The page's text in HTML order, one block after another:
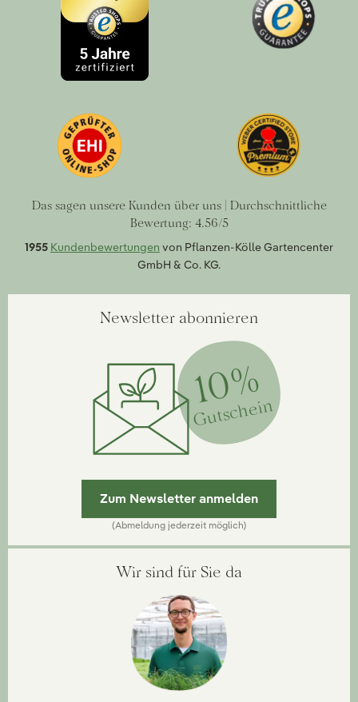
Das sagen unsere Kunden über uns | Durchschnittliche
Bewertung: 4.56/5
1955 Kundenbewertungen von Pflanzen-Kölle Gartencenter
GmbH & Co. KG.
Newsletter abonnieren
10%
Gutschein
Zum Newsletter anmelden
(Abmeldung jederzeit möglich)
Wir sind für Sie da